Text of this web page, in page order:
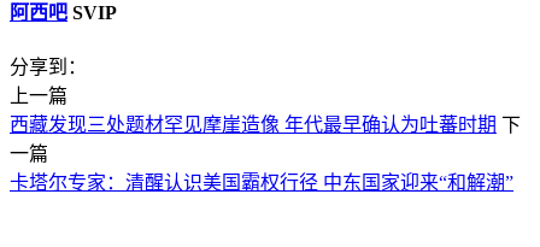
阿西吧 SVIP
分享到：
上一篇
西藏发现三处题材罕见摩崖造像 年代最早确认为吐蕃时期 下
一篇
卡塔尔专家：清醒认识美国霸权行径 中东国家迎来“和解潮”